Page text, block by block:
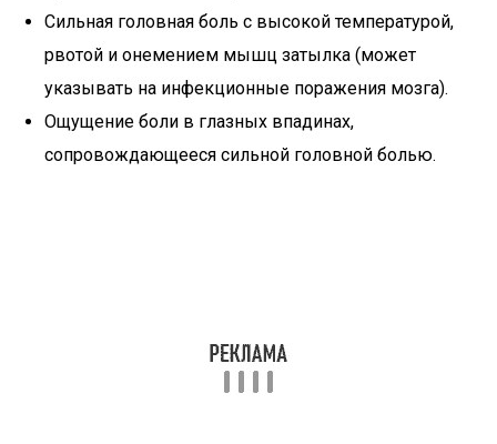
Сильная головная боль с высокой температурой,
рвотой и онемением мышц затылка (может
указывать на инфекционные поражения мозга).
Ощущение боли в глазных впадинах,
сопровождающееся сильной головной болью.